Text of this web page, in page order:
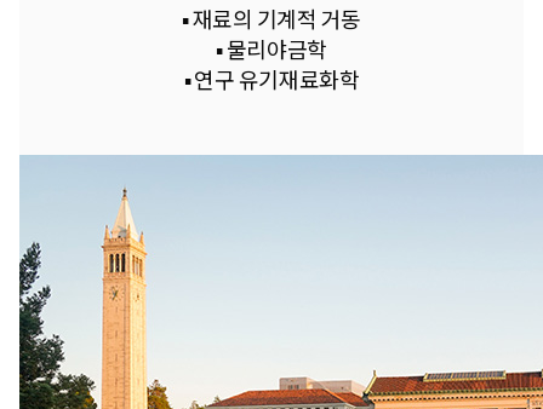
▪︎ 재료의 기계적 거동
▪︎ 물리야금학
▪︎ 연구 유기재료화학